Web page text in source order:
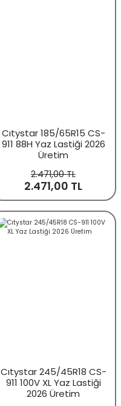
Cıtystar 185/65R15 CS-
911 88H Yaz Lastiği 2026
Üretim
2.471,00 TL
2.471,00 TL
Cıtystar 245/45R18 CS-
911 100V XL Yaz Lastiği
2026 Üretim